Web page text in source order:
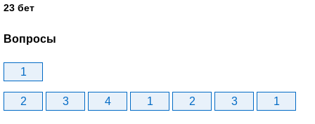
23 бет
Вопросы
1
2 3 4 1 2 3 1